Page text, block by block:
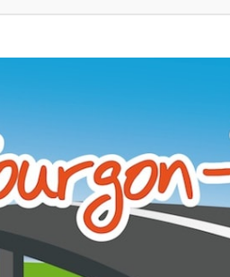
camping-car. Partagez votre